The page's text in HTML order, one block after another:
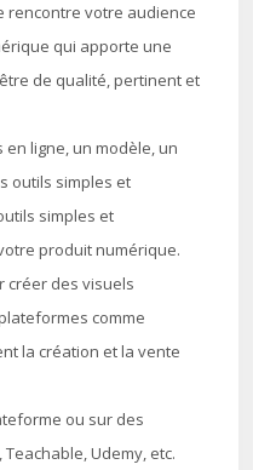
rencontre votre audience
qui apporte une
de qualité, pertinent et
ligne, un modèle, un
outils simples et
simples et
produit numérique.
créer des visuels
comme
la création et la vente
ou sur des
Udemy, etc.